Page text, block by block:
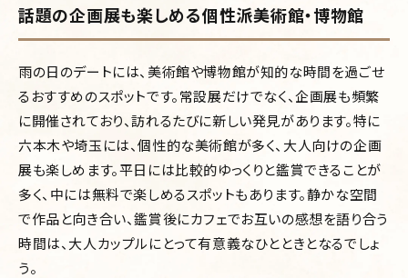
話題の企画展も楽しめる個性派美術館・博物館
雨の日のデートには、美術館や博物館が知的な時間を過ごせ
るおすすめのスポットです。常設展だけでなく、企画展も頻繁
に開催されており、訪れるたびに新しい発見があります。特に
六本木や埼玉には、個性的な美術館が多く、大人向けの企画
展も楽しめます。平日には比較的ゆっくりと鑑賞できることが
多く、中には無料で楽しめるスポットもあります。静かな空間
で作品と向き合い、鑑賞後にカフェでお互いの感想を語り合う
時間は、大人カップルにとって有意義なひとときとなるでしょ
う。